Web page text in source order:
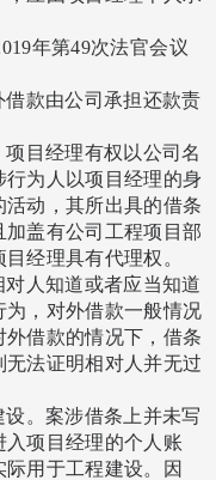
年第49次法官会议
款由公司承担还款责
目经理有权以公司名
为人以项目经理的身
动，其所出具的借条
加盖有公司工程项目部
经理具有代理权。
人知道或者应当知道
，对外借款一般情况
借款的情况下，借条
无法证明相对人并无过
。案涉借条上并未写
项目经理的个人账
用于工程建设。因